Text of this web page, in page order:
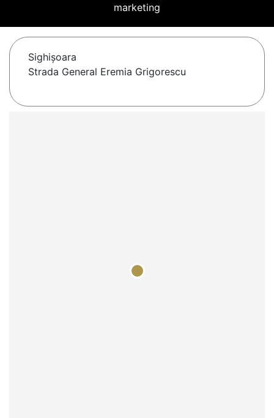
marketing
Sighişoara
Strada General Eremia Grigorescu